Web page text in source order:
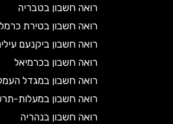
רואה חשבון בטבריה
רואה חשבון בטירת כרמל
רואה חשבון ביקנעם עילית
רואה חשבון בכרמיאל
רואה חשבון במגדל העמק
רואה חשבון במעלות-תרשיחא
רואה חשבון בנהריה